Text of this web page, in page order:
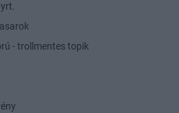
- trollmentes topik